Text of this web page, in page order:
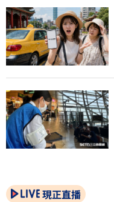
現正直播